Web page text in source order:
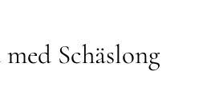
Schäslong